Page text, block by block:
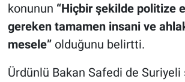
konunun “Hiçbir şekilde politize
gereken tamamen insani ve
mesele”olduğunu belirtti.
Ürdünlü Bakan Safedi de Suriyeli